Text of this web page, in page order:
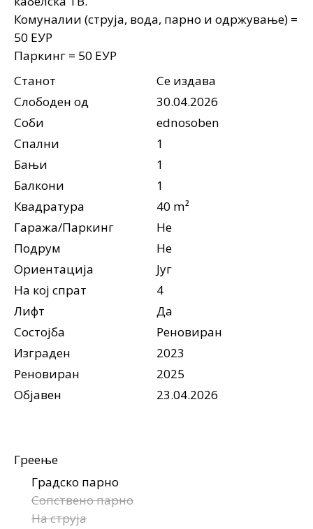
Комуналии (струја, вода, парно и одржување) =
50 ЕУР
Паркинг = 50 ЕУР
Станот
Се издава
Слободен од
30.04.2026
Соби
ednosoben
Спални
1
Бањи
1
Балкони
1
Квадратура
40 m²
Гаража/Паркинг
Не
Подрум
Не
Ориентација
Југ
На кој спрат
4
Лифт
Да
Состојба
Реновиран
Изграден
2023
Реновиран
2025
Објавен
23.04.2026
Греење
Градско парно
Сопствено парно
На струја